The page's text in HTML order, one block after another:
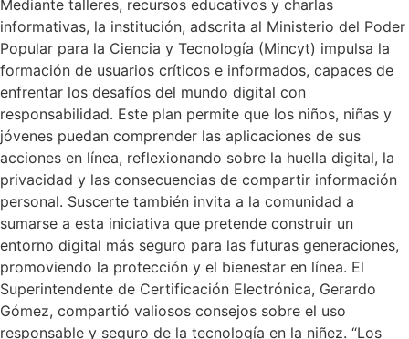
Mediante talleres, recursos educativos y charlas
informativas, la institución, adscrita al Ministerio del Poder
Popular para la Ciencia y Tecnología (Mincyt) impulsa la
formación de usuarios críticos e informados, capaces de
enfrentar los desafíos del mundo digital con
responsabilidad. Este plan permite que los niños, niñas y
jóvenes puedan comprender las aplicaciones de sus
acciones en línea, reflexionando sobre la huella digital, la
privacidad y las consecuencias de compartir información
personal. Suscerte también invita a la comunidad a
sumarse a esta iniciativa que pretende construir un
entorno digital más seguro para las futuras generaciones,
promoviendo la protección y el bienestar en línea. El
Superintendente de Certificación Electrónica, Gerardo
Gómez, compartió valiosos consejos sobre el uso
responsable y seguro de la tecnología en la niñez. “Los